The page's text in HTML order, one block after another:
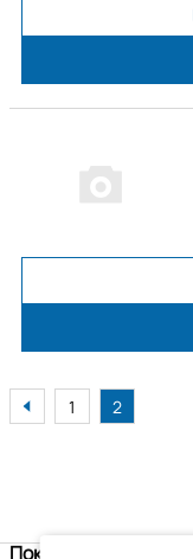
1 2
Покупателям